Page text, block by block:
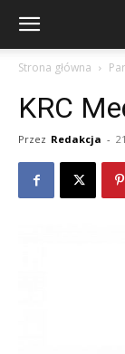
Strona główna
KRC
Przez Redakcja -